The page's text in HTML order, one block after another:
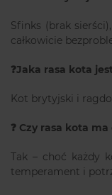
Sfinks (brak
całkowicie
❓Jaka rasa kota
Kot brytyjski i
❓ Czy rasa kota
Tak – choć każdy
temperament i